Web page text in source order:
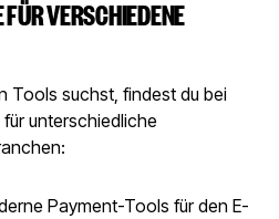
VERSCHIEDENE
Tools suchst, findest du bei
unterschiedliche
Payment-Tools für den E-